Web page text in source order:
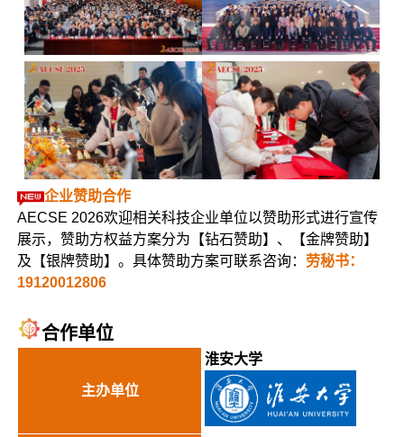
企业赞助合作
AECSE 2026欢迎相关科技企业单位以赞助形式进行宣传
展示，赞助方权益方案分为【钻石赞助】、【金牌赞助】
及【银牌赞助】。具体赞助方案可联系咨询： 劳秘书：
19120012806
合作单位
主办单位
淮安大学